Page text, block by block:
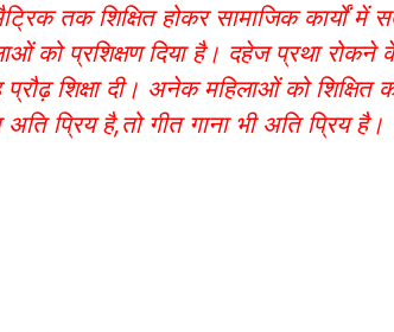
तक शिक्षित होकर सामाजिक
को प्रशिक्षण दिया है। दहेज प्रथा
शिक्षा दी। अनेक महिलाओं को शिक्षित
अति प्रिय है,तो गीत गाना भी अति प्रिय है।